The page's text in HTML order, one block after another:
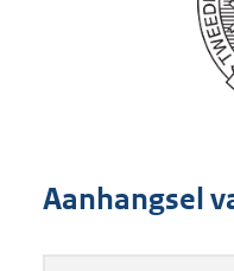
Aanhangsel